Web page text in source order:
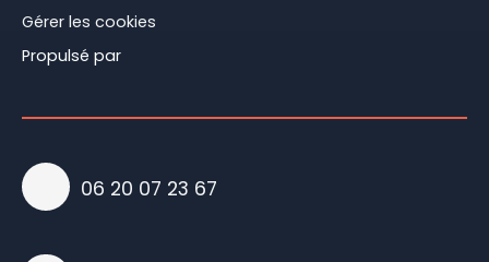
Gérer les cookies
Propulsé par
06 20 07 23 67